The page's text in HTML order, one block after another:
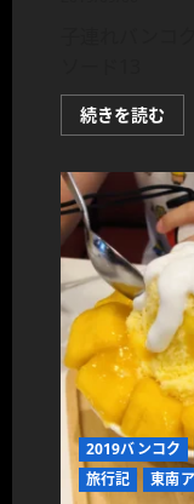
続きを読む
イ
13
ナ
ン
タ
ラ・
ー
サ
イ
ド・
バ
ン
コ
ク】
イ
タ
リ
ア
2019バンコク
旅行記
東南